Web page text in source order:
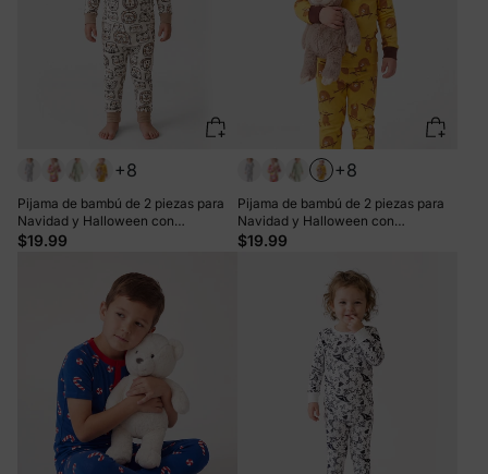
+8
Pijama de bambú de 2 piezas para
Navidad y Halloween con
estampado infantil para bebé o niño
$19.99
+8
Pijama de bambú de 2 piezas para
Navidad y Halloween con
estampado infantil para bebé o niño
$19.99